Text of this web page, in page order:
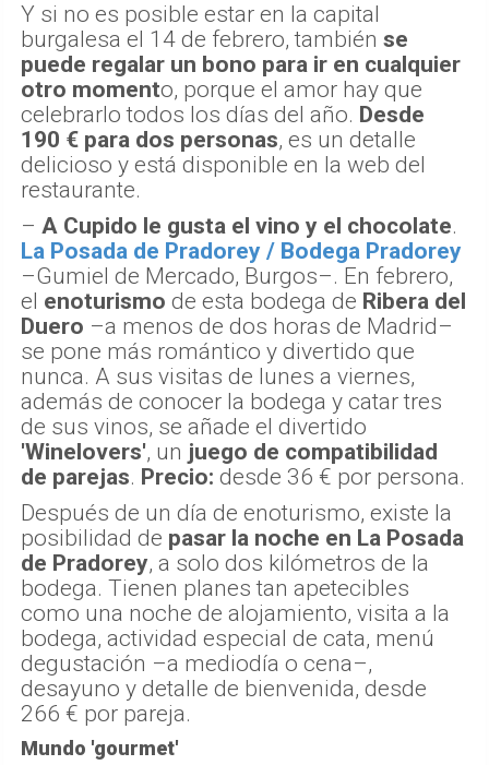
Y si no es posible estar en la capital
burgalesa el 14 de febrero, también se
puede regalar un bono para ir en cualquier
otro momento, porque el amor hay que
celebrarlo todos los días del año. Desde
190 € para dos personas, es un detalle
delicioso y está disponible en la web del
restaurante.
– A Cupido le gusta el vino y el chocolate.
La Posada de Pradorey / Bodega Pradorey
–Gumiel de Mercado, Burgos–. En febrero,
el enoturismo de esta bodega de Ribera del
Duero –a menos de dos horas de Madrid–
se pone más romántico y divertido que
nunca. A sus visitas de lunes a viernes,
además de conocer la bodega y catar tres
de sus vinos, se añade el divertido
'Winelovers', un juego de compatibilidad
de parejas. Precio: desde 36 € por persona.
Después de un día de enoturismo, existe la
posibilidad de pasar la noche en La Posada
de Pradorey, a solo dos kilómetros de la
bodega. Tienen planes tan apetecibles
como una noche de alojamiento, visita a la
bodega, actividad especial de cata, menú
degustación –a mediodía o cena–,
desayuno y detalle de bienvenida, desde
266 € por pareja.
Mundo 'gourmet'